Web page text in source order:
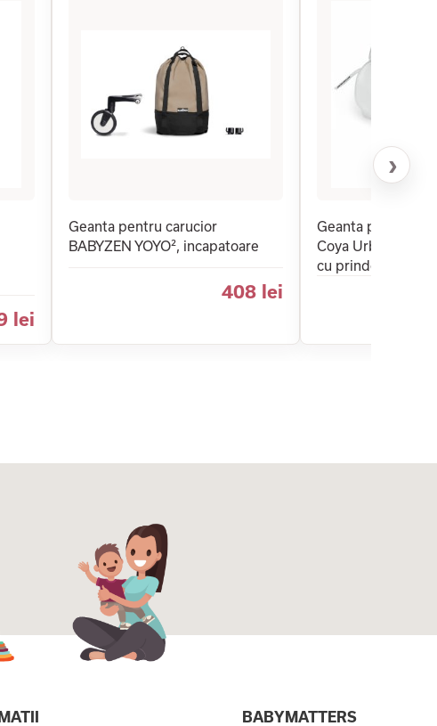
lei
Geanta pentru carucior
BABYZEN YOYO², incapatoare
408 lei
Geanta pentru
Coya Urban
cu prindere pe
›
BABYMATTERS